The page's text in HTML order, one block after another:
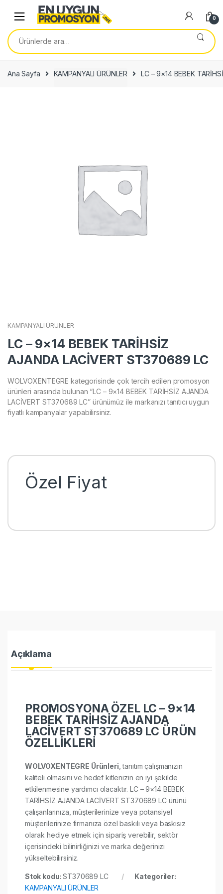
navigation
content
0
Ara:
Ana Sayfa KAMPANYALI ÜRÜNLER LC – 9×14 BEBEK
KAMPANYALI ÜRÜNLER
LC – 9×14 BEBEK TARİHSİZ
AJANDA LACİVERT ST370689 LC
WOLVOXENTEGRE kategorisinde çok tercih edilen promosyon
ürünleri arasında bulunan “LC – 9×14 BEBEK TARİHSİZ AJANDA
LACİVERT ST370689 LC” ürünümüz ile markanızı tanıtıcı uygun
fiyatlı kampanyalar yapabilirsiniz.
Özel Fiyat
Açıklama
PROMOSYONA ÖZEL LC – 9×14
BEBEK TARİHSİZ AJANDA
LACİVERT ST370689 LC ÜRÜN
ÖZELLİKLERİ
WOLVOXENTEGRE Ürünleri , tanıtım çalışmanızın
kaliteli olmasını ve hedef kitlenizin en iyi şekilde
etkilenmesine yardımcı olacaktır. LC – 9×14 BEBEK
TARİHSİZ AJANDA LACİVERT ST370689 LC ürünü
çalışanlarınıza, müşterilerinize veya potansiyel
müşterilerinize firmanıza özel baskılı veya baskısız
olarak hediye etmek için sipariş verebilir, sektör
içerisindeki bilinirliğinizi ve marka değerinizi
yükseltebilirsiniz.
Stok kodu:ST370689 LC
Kategoriler:
KAMPANYALI ÜRÜNLER